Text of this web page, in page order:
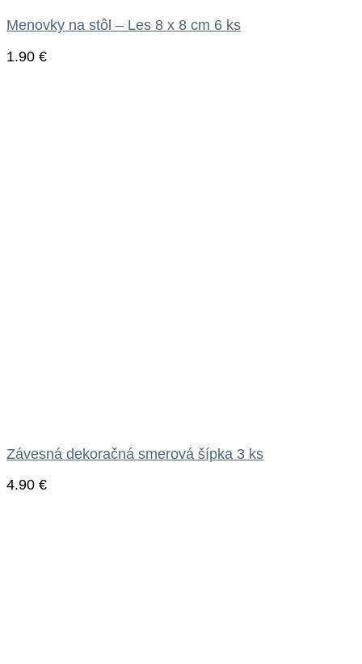
Menovky na stôl – Les 8 x 8 cm 6 ks
1.90 €
Závesná dekoračná smerová šípka 3 ks
4.90 €